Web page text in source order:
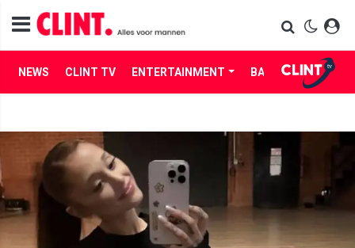
NEWS CLINT TV ENTERTAINMENT BABES LIFE